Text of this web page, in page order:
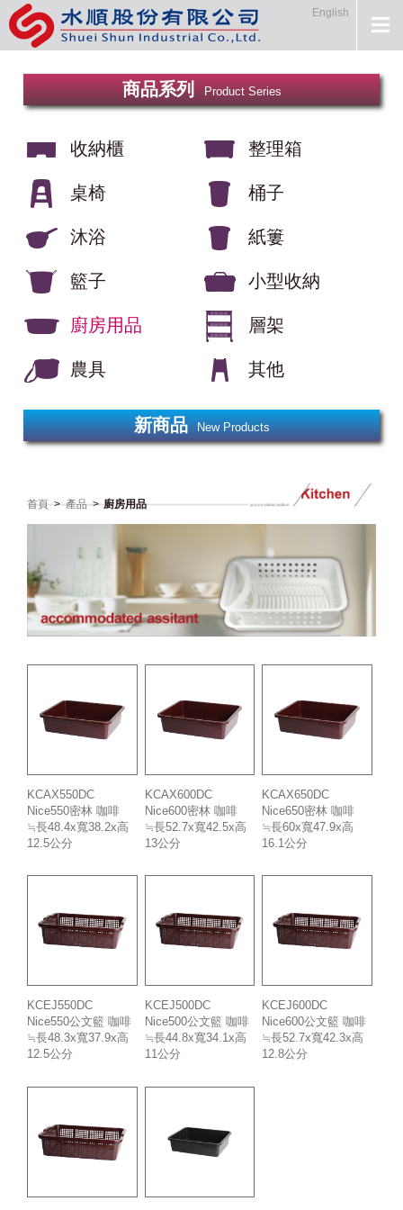
English
商品系列 Product Series
收納櫃 整理箱
桌椅 桶子
沐浴 紙簍
籃子 小型收納
廚房用品 層架
農具 其他
新商品 New Products
首頁 > 產品 > 廚房用品
KCAX550DC
Nice550密林 咖啡
≒長48.4x寬38.2x高
12.5公分
KCAX600DC
Nice600密林 咖啡
≒長52.7x寬42.5x高
13公分
KCAX650DC
Nice650密林 咖啡
≒長60x寬47.9x高
16.1公分
KCEJ550DC
Nice550公文籃 咖啡
≒長48.3x寬37.9x高
12.5公分
KCEJ500DC
Nice500公文籃 咖啡
≒長44.8x寬34.1x高
11公分
KCEJ600DC
Nice600公文籃 咖啡
≒長52.7x寬42.3x高
12.8公分